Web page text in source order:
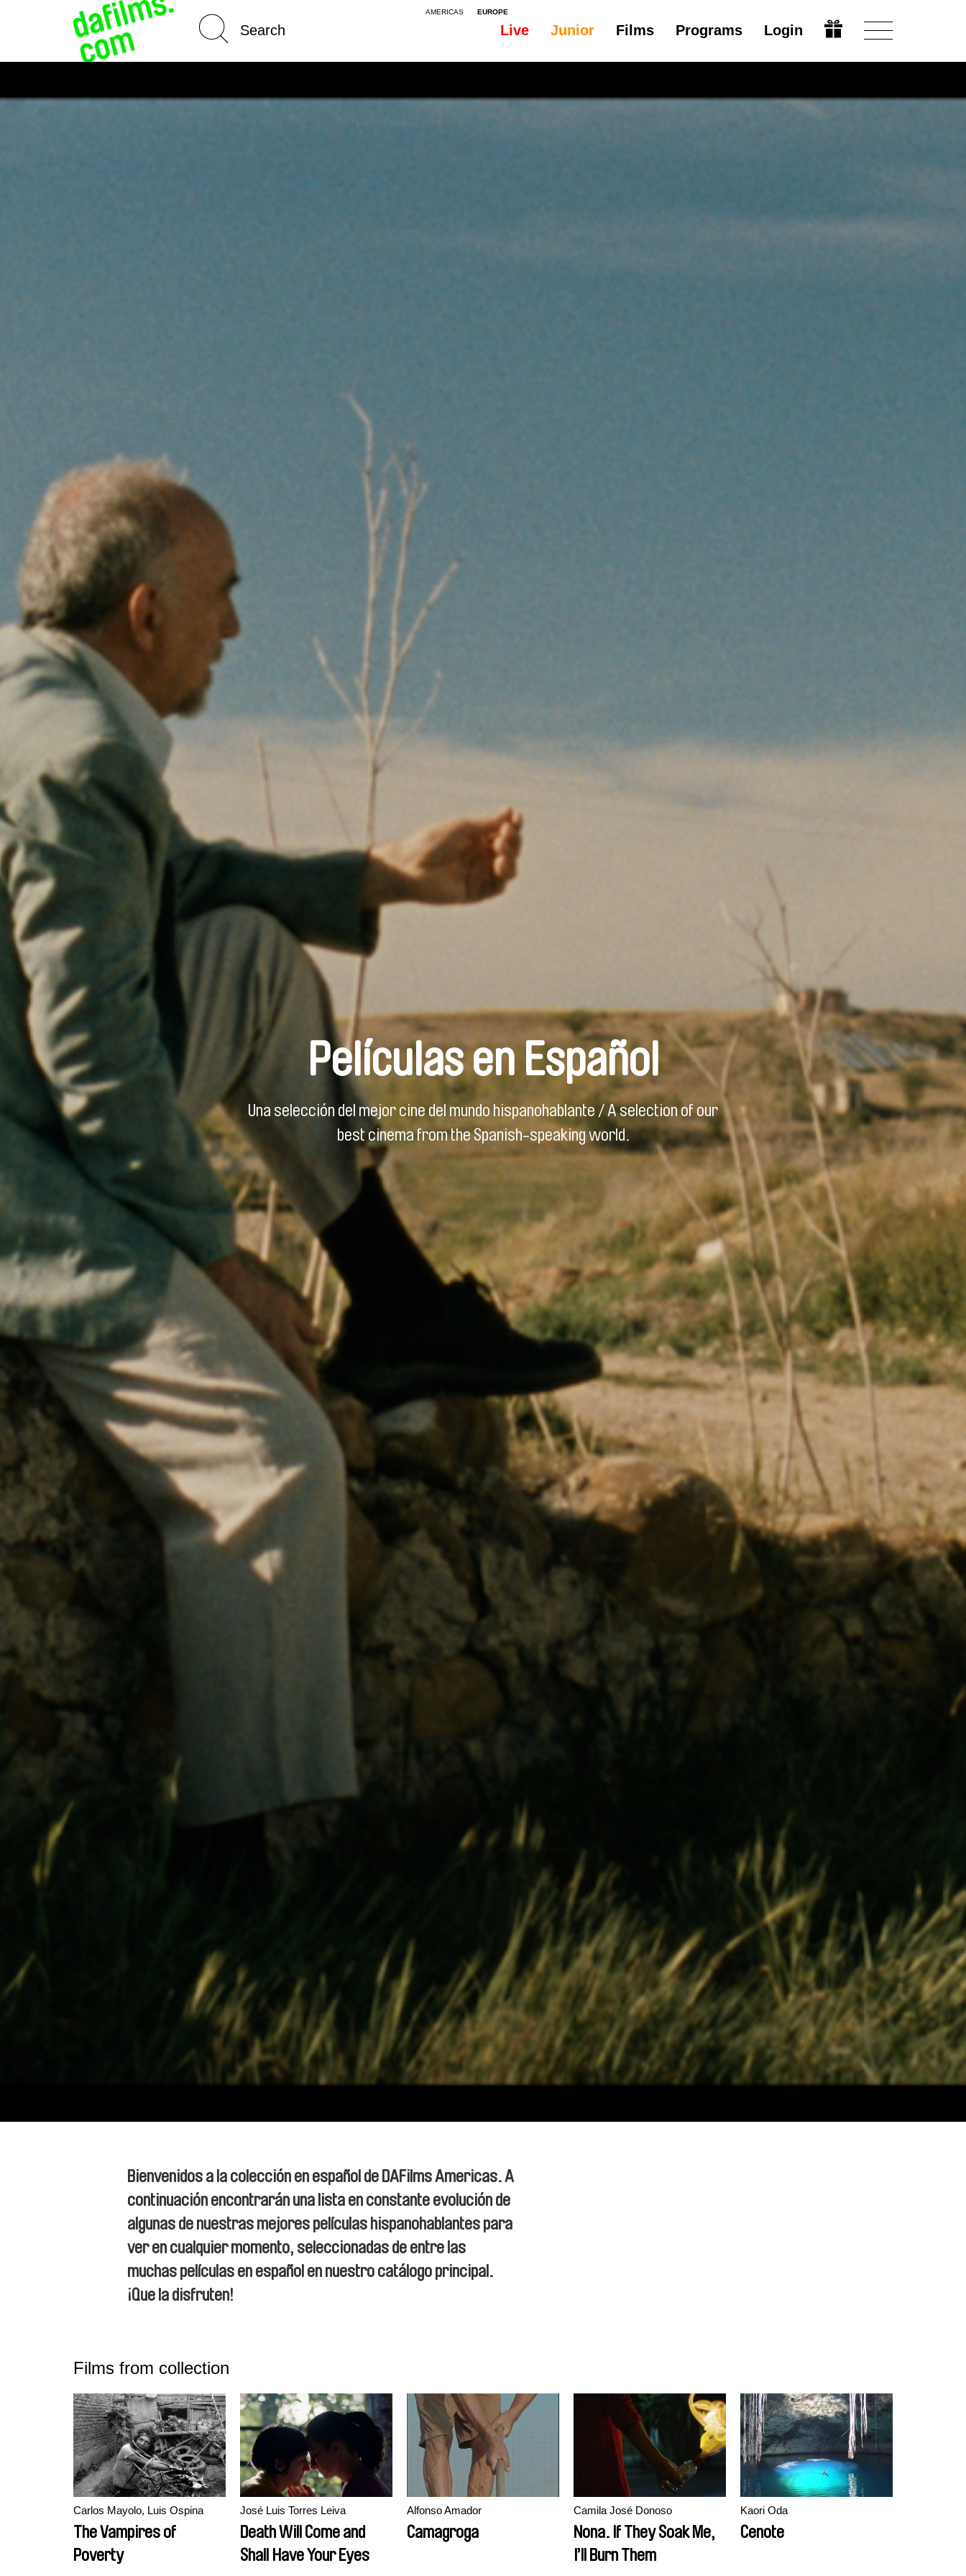
AMERICAS EUROPE
Live Junior Films Programs Login
Películas en Español
Una selección del mejor cine del mundo hispanohablante / A selection of our
best cinema from the Spanish-speaking world.
Bienvenidos a la colección en español de DAFilms Americas. A
continuación encontrarán una lista en constante evolución de
algunas de nuestras mejores películas hispanohablantes para
ver en cualquier momento, seleccionadas de entre las
muchas películas en español en nuestro catálogo principal.
¡Que la disfruten!
Films from collection
Carlos Mayolo, Luis Ospina
The Vampires of
Poverty
José Luis Torres Leiva
Death Will Come and
Shall Have Your Eyes
Alfonso Amador
Camagroga
Camila José Donoso
Nona. If They Soak Me,
I’ll Burn Them
Kaori Oda
Cenote